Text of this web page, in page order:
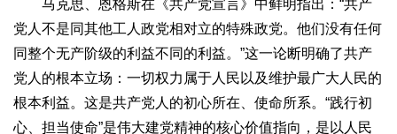
马克思、恩格斯在《共产党宣言》中鲜明指出：“共产
党人不是同其他工人政党相对立的特殊政党。他们没有任何
同整个无产阶级的利益不同的利益。”这一论断明确了共产
党人的根本立场：一切权力属于人民以及维护最广大人民的
根本利益。这是共产党人的初心所在、使命所系。“践行初
心、担当使命”是伟大建党精神的核心价值指向，是以人民